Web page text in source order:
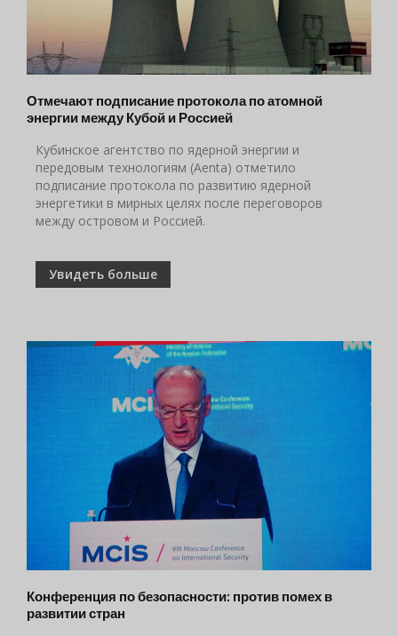
Отмечают подписание протокола по атомной
энергии между Кубой и Россией
Кубинское агентство по ядерной энергии и
передовым технологиям (Aenta) отметило
подписание протокола по развитию ядерной
энергетики в мирных целях после переговоров
между островом и Россией.
Увидеть больше
Конференция по безопасности: против помех в
развитии стран